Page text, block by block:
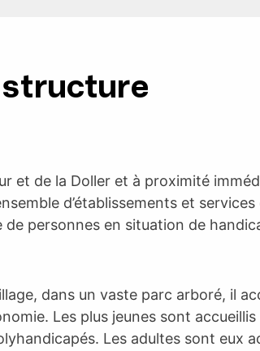
structure
et de la Doller et à proximité
d’établissements et services
de personnes en situation de
dans un vaste parc arboré, il
Les plus jeunes sont
Les adultes sont eux